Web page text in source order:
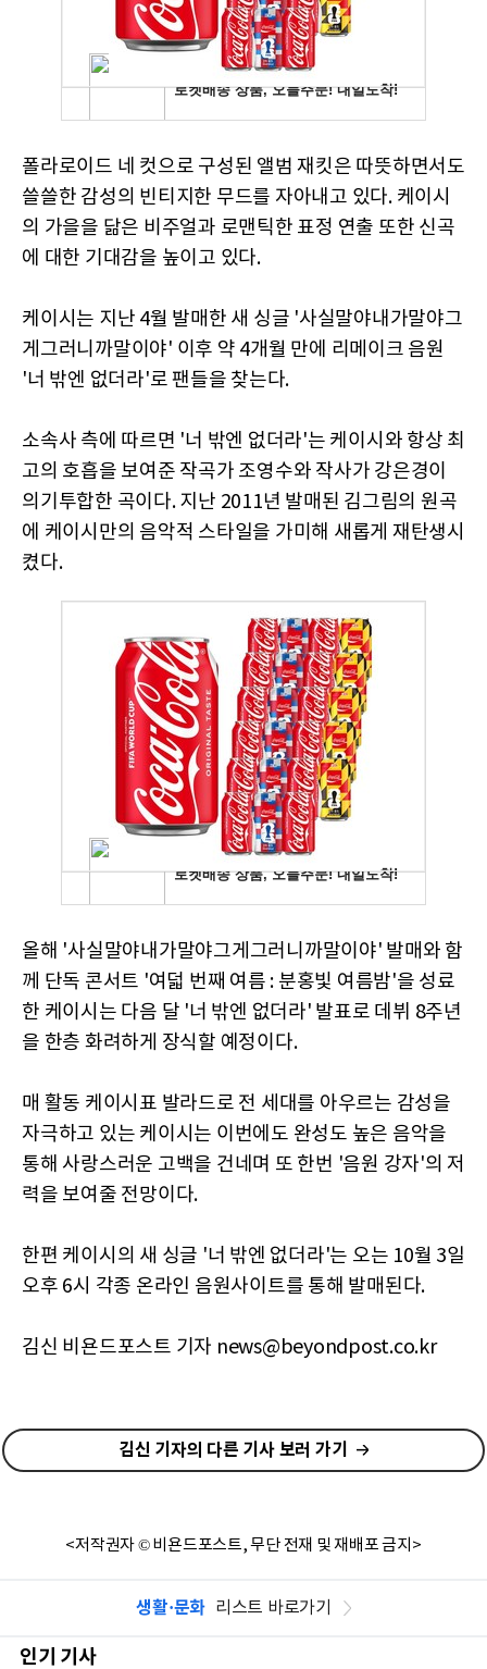
폴라로이드 네 컷으로 구성된 앨범 재킷은 따뜻하면서도
쓸쓸한 감성의 빈티지한 무드를 자아내고 있다. 케이시
의 가을을 닮은 비주얼과 로맨틱한 표정 연출 또한 신곡
에 대한 기대감을 높이고 있다.
케이시는 지난 4월 발매한 새 싱글 '사실말야내가말야그
게그러니까말이야' 이후 약 4개월 만에 리메이크 음원
'너 밖엔 없더라'로 팬들을 찾는다.
소속사 측에 따르면 '너 밖엔 없더라'는 케이시와 항상 최
고의 호흡을 보여준 작곡가 조영수와 작사가 강은경이
의기투합한 곡이다. 지난 2011년 발매된 김그림의 원곡
에 케이시만의 음악적 스타일을 가미해 새롭게 재탄생시
켰다.
올해 '사실말야내가말야그게그러니까말이야' 발매와 함
께 단독 콘서트 '여덟 번째 여름 : 분홍빛 여름밤'을 성료
한 케이시는 다음 달 '너 밖엔 없더라' 발표로 데뷔 8주년
을 한층 화려하게 장식할 예정이다.
매 활동 케이시표 발라드로 전 세대를 아우르는 감성을
자극하고 있는 케이시는 이번에도 완성도 높은 음악을
통해 사랑스러운 고백을 건네며 또 한번 '음원 강자'의 저
력을 보여줄 전망이다.
한편 케이시의 새 싱글 '너 밖엔 없더라'는 오는 10월 3일
오후 6시 각종 온라인 음원사이트를 통해 발매된다.
김신 비욘드포스트 기자 news@beyondpost.co.kr
김신 기자의 다른 기사 보러 가기
<저작권자 © 비욘드포스트, 무단 전재 및 재배포 금지>
생활·문화 리스트 바로가기
인기 기사